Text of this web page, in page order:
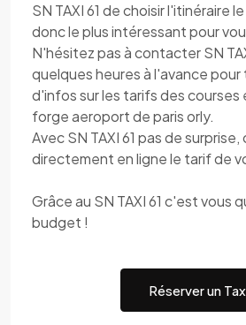
SN TAXI 61 de choisir l'itinéraire
donc le plus intéressant pour
N'hésitez pas à contacter SN
quelques heures à l'avance
d'infos sur les tarifs des courses
forge aeroport de paris orly.
Avec SN TAXI 61 pas de surprise,
directement en ligne le tarif de
Grâce au SN TAXI 61 c'est vous
budget !
Réserver un